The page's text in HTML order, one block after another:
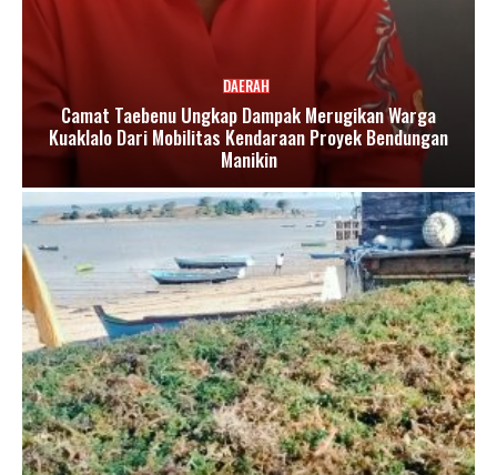
DAERAH
Camat Taebenu Ungkap Dampak Merugikan Warga
Kuaklalo Dari Mobilitas Kendaraan Proyek Bendungan
Manikin